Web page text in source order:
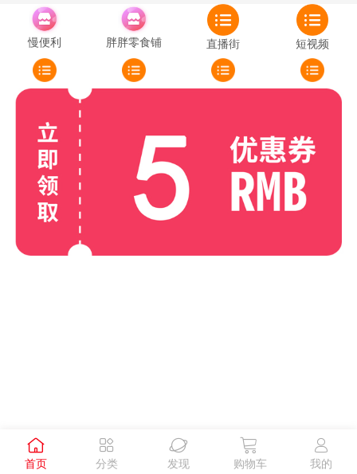
慢便利 胖胖零食铺 直播街 短视频

首页

分类

发现

购物车

我的